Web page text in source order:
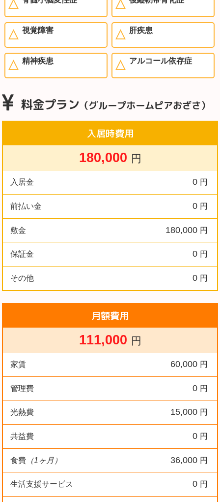
視覚障害 肝疾患
精神疾患 アルコール依存症
料金プラン （グループホームピアおざさ）
入居時費用
180,000 円
入居金 0 円
前払い金 0 円
敷金 180,000 円
保証金 0 円
その他 0 円
月額費用
111,000 円
家賃 60,000 円
管理費 0 円
光熱費 15,000 円
共益費 0 円
食費（1ヶ月） 36,000 円
生活支援サービス 0 円